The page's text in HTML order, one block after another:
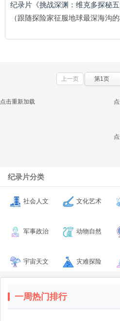
纪录片《挑战深渊：维克多探秘五
（跟随探险家征服地球最深海沟的
上一页 第1页
点击重新加载
纪录片分类
社会人文 文化艺术
军事政治 动物自然
宇宙天文 灾难探险
一周热门排行